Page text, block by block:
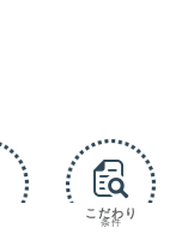
こだわり
条件